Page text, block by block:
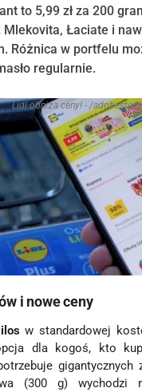
to 5,99 zł za 200
Łaciate i
Różnica w portfelu
regularnie.
Lidl obniża ceny! - /adobestock
i nowe ceny
w standardowej
dla kogoś, kto
gigantycznych
(300 g) wychodzi